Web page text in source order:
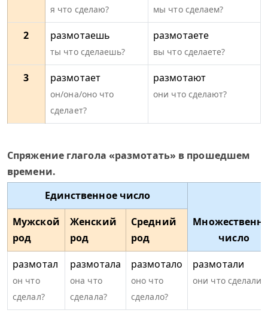
я что сделаю? мы что сделаем?
2 размотаешь
ты что сделаешь?
размотаете
вы что сделаете?
3 размотает
он/она/оно что
сделает?
размотают
они что сделают?
Спряжение глагола «размотать» в прошедшем
времени.
Единственное число
число
Мужской
род
Женский
род
Средний
род
размотал
он что
сделал?
размотала
она что
сделала?
размотало
оно что
сделало?
размотали
они что сделали?